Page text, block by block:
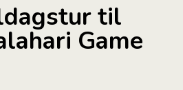
til
Game